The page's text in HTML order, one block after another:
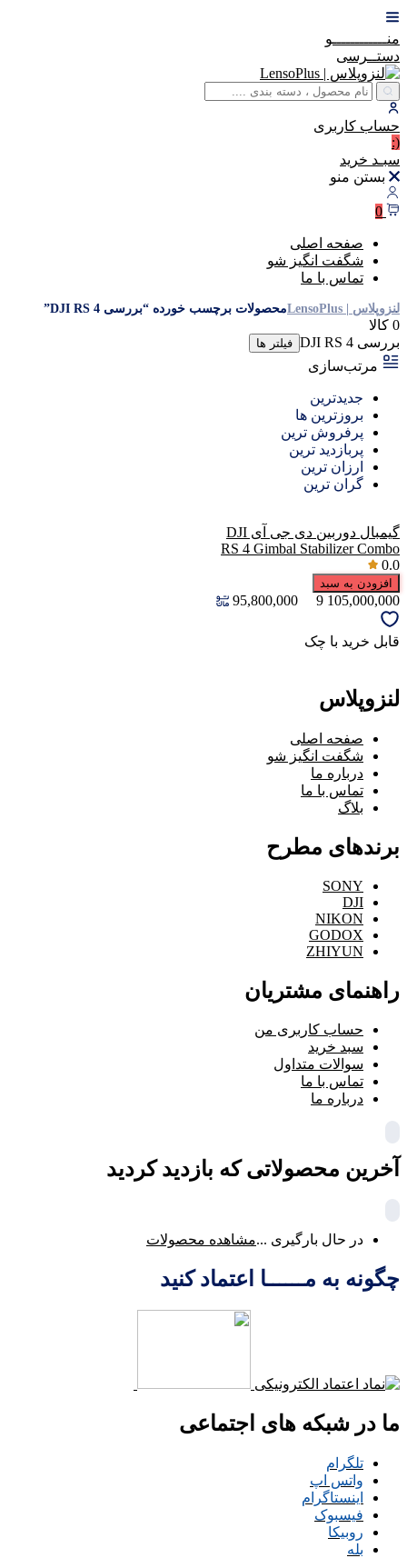
منــــــــــــو
دستــرسی
حساب کاربری
(:
سبـد خرید
بستن منو
0
صفحه اصلی
شگفت انگیز شو
تماس با ما
لنزوپلاس | LensoPlus محصولات برچسب خورده “بررسی DJI RS 4”
0 کالا
بررسی DJI RS 4
فیلتر ها
مرتب‌سازی
جدیدترین
بروزترین ها
پرفروش ترین
پربازدید ترین
ارزان ترین
گران ترین
گیمبال دوربین دی جی آی DJI
RS 4 Gimbal Stabilizer Combo
0.0
افزودن به سبد
105,000,000
9
95,800,000
قابل خرید با چک
لنزوپلاس
صفحه اصلی
شگفت انگیز شو
درباره ما
تماس با ما
بلاگ
برندهای مطرح
SONY
DJI
NIKON
GODOX
ZHIYUN
راهنمای مشتریان
حساب کاربری من
سبد خرید
سوالات متداول
تماس با ما
درباره ما
آخرین محصولاتی که بازدید کردید
در حال بارگیری ...مشاهده محصولات
چگونه به مــــــا اعتماد کنید
ما در شبکه های اجتماعی
تلگرام
واتس اپ
اینستاگرام
فیسبوک
روبیکا
بله